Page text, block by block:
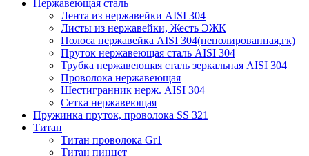
Нержавеющая сталь
Лента из нержавейки AISI 304
Листы из нержавейки, Жесть ЭЖК
Полоса нержавейка АISI 304(неполированная,гк)
Пруток нержавеющая сталь AISI 304
Трубка нержавеющая сталь зеркальная AISI 304
Проволока нержавеющая
Шестигранник нерж. AISI 304
Сетка нержавеющая
Пружинка пруток, проволока SS 321
Титан
Титан проволока Gr1
Титан пинцет